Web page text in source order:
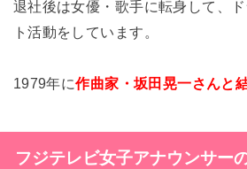
退社後は女優・歌手に転身して、
ト活動をしています。
1979年に作曲家・坂田晃一さんと
フジテレビ女子アナウンサー